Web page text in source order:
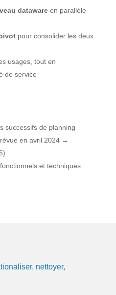
datawareen parallèle
pour consolider les deux
usages, tout en
de service
successifs de planning
en avril 2024 →
et techniques
nettoyer,